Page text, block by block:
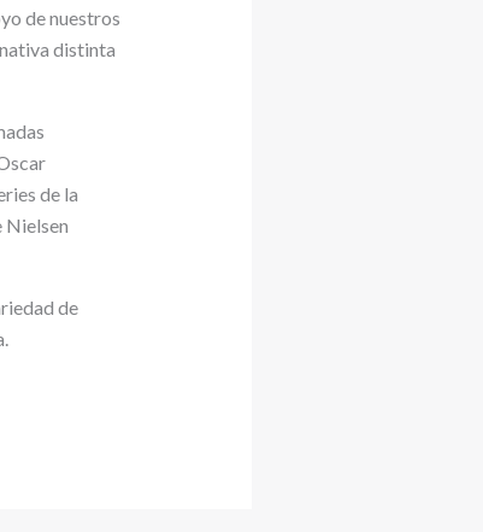
de nuestros
distinta
de la
Nielsen
de